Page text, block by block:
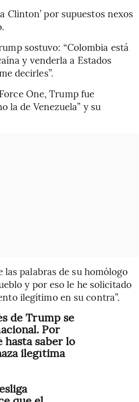
Clinton’ por supuestos nexos
sostuvo: “Colombia está
y venderla a Estados
decirles”.
One, Trump fue
la de Venezuela” y su
palabras de su homólogo
y por eso le he solicitado
ilegítimo en su contra”.
de Trump se
Por
saber lo
ilegítima